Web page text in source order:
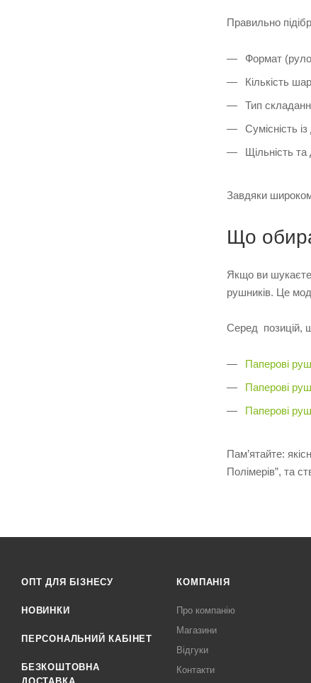
Правильно
Формат
Кількість
Тип
Сумісність
Щільність
Завдяки
Що
Якщо ви шукаєте
рушників. Це
Серед позицій,
Паперові
Паперові
Паперові
Пам’ятайте:
Полімерів”, та
ОПТ ДЛЯ БІЗНЕСУ
НОВИНКИ
ПЕРСОНАЛЬНИЙ КАБІНЕТ
БЕЗКОШТОВНА
КОМПАНІЯ
Про компанію
Магазини
Відгуки
Контакти